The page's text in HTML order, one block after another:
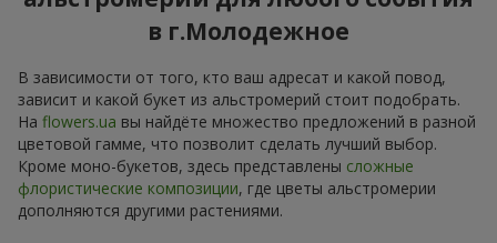
в г.Молодежное
В зависимости от того, кто ваш адресат и какой повод,
зависит и какой букет из альстромерий стоит подобрать.
На flowers.ua вы найдёте множество предложений в разной
цветовой гамме, что позволит сделать лучший выбор.
Кроме моно-букетов, здесь представлены сложные
флористические композиции, где цветы альстромерии
дополняются другими растениями.